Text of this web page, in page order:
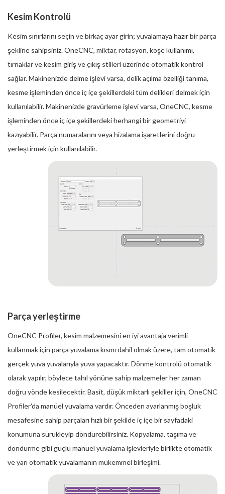
Kesim Kontrolü
Kesim sınırlarını seçin ve birkaç ayar girin; yuvalamaya hazır bir parça
şekline sahipsiniz. OneCNC, miktar, rotasyon, köşe kullanımı,
tırnaklar ve kesim giriş ve çıkış stilleri üzerinde otomatik kontrol
sağlar. Makinenizde delme işlevi varsa, delik açılma özelliği tanıma,
kesme işleminden önce iç içe şekillerdeki tüm delikleri delmek için
kullanılabilir. Makinenizde gravürleme işlevi varsa, OneCNC, kesme
işleminden önce iç içe şekillerdeki herhangi bir geometriyi
kazıyabilir. Parça numaralarını veya hizalama işaretlerini doğru
yerleştirmek için kullanılabilir.
Parça yerleştirme
OneCNC Profiler, kesim malzemesini en iyi avantaja verimli
kullanmak için parça yuvalama kısmı dahil olmak üzere, tam otomatik
gerçek yuva yuvalarıyla yuva yapacaktır. Dönme kontrolü otomatik
olarak yapılır, böylece tahıl yönüne sahip malzemeler her zaman
doğru yönde kesilecektir. Basit, düşük miktarlı şekiller için, OneCNC
Profiler'da manüel yuvalama vardır. Önceden ayarlanmış boşluk
mesafesine sahip parçaları hızlı bir şekilde iç içe bir sayfadaki
konumuna sürükleyip döndürebilirsiniz. Kopyalama, taşıma ve
döndürme gibi güçlü manuel yuvalama işlevleriyle birlikte otomatik
ve yarı otomatik yuvalamanın mükemmel birleşimi.